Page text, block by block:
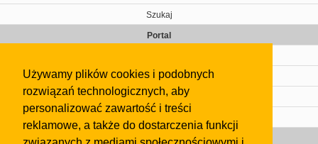
Używamy plików cookies i podobnych
rozwiązań technologicznych, aby
personalizować zawartość i treści
reklamowe, a także do dostarczenia funkcji
Szukaj
Portal
Kontakt
Regulamin
Gazeta